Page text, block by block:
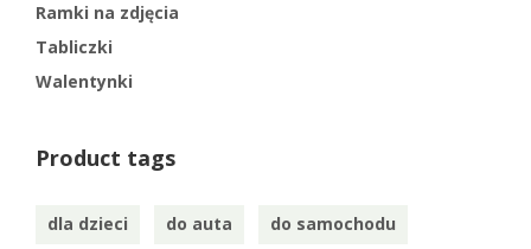
Ramki na zdjęcia
Tabliczki
Walentynki
Product tags
dla dzieci do auta do samochodu